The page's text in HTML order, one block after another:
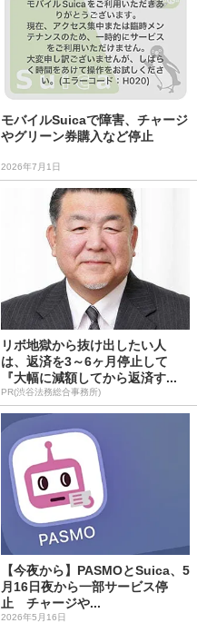
モバイルSuicaで障害、チャージ
やグリーン券購入など停止
2026年7月1日
リボ地獄から抜け出したい人
は、返済を3～6ヶ月停止して
『大幅に減額してから返済す...
PR(渋谷法務総合事務所)
【今夜から】PASMOとSuica、5
月16日夜から一部サービス停
止 チャージや...
2026年5月16日